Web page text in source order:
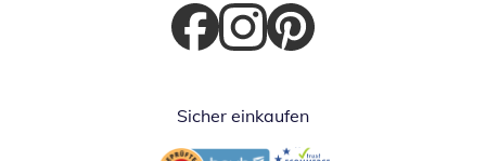
Öffnet in neuem Fenster
Öffnet in neuem Fenster
Öffnet in neuem Fenster
Sicher einkaufen